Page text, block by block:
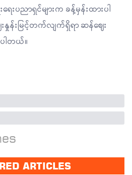
ပညာရှင်များက ခန့်မှန်းထားပါ
န်းမြင့်တက်လျက်ရှိရာ ဆန်ဈေး
ါတယ်။
ARTICLES